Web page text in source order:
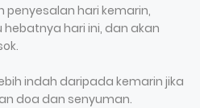
penyesalan hari kemarin,
hari ini, dan akan
indah daripada kemarin jika
doa dan senyuman.